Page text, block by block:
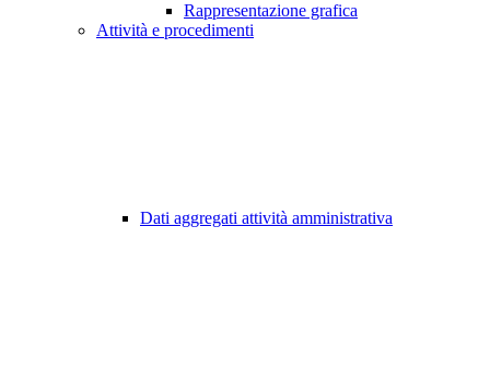
Rappresentazione grafica
Attività e procedimenti
Dati aggregati attività amministrativa